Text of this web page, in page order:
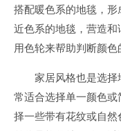
搭配暖色系的地毯，
近色系的地毯，营造
用色轮来帮助判断颜色
家居风格也是选
常适合选择单一颜色
择一些带有花纹或自